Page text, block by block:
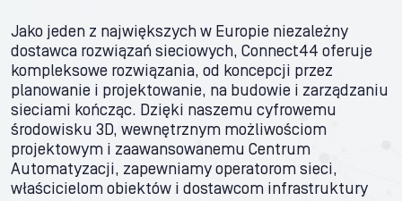
Jako jeden z największych w Europie niezależny
dostawca rozwiązań sieciowych, Connect44 oferuje
kompleksowe rozwiązania, od koncepcji przez
planowanie i projektowanie, na budowie i zarządzaniu
sieciami kończąc. Dzięki naszemu cyfrowemu
środowisku 3D, wewnętrznym możliwościom
projektowym i zaawansowanemu Centrum
Automatyzacji, zapewniamy operatorom sieci,
właścicielom obiektów i dostawcom infrastruktury